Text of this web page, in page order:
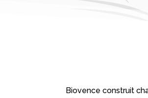
Biovence construit